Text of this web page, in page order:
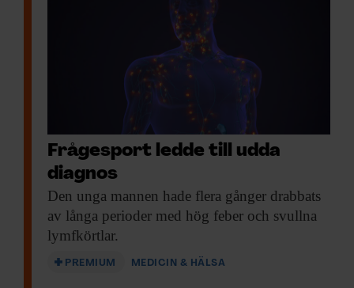
Frågesport ledde till udda
diagnos
Den unga mannen hade flera gånger drabbats
av långa perioder med hög feber och svullna
lymfkörtlar.
PREMIUM MEDICIN & HÄLSA